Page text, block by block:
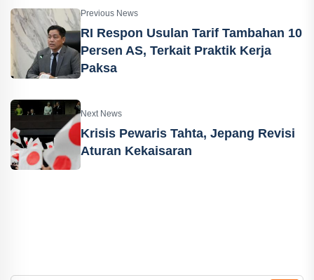
Previous News
RI Respon Usulan Tarif Tambahan 10
Persen AS, Terkait Praktik Kerja
Paksa
Next News
Krisis Pewaris Tahta, Jepang Revisi
Aturan Kekaisaran